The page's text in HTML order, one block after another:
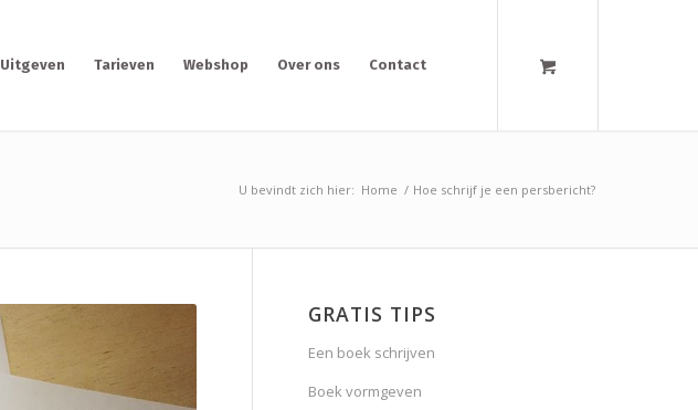
Uitgeven Tarieven Webshop Over ons Contact
U bevindt zich hier: Home / Hoe schrijf je een persbericht?
GRATIS TIPS
Een boek schrijven
Boek vormgeven